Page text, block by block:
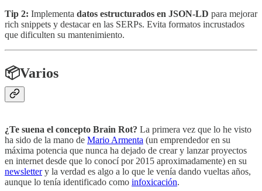
Tip 2: Implementa datos estructurados en JSON-LD para mejorar
rich snippets y destacar en las SERPs. Evita formatos incrustados
que dificulten su mantenimiento​​.
📦Varios
¿Te suena el concepto Brain Rot? La primera vez que lo he visto
ha sido de la mano de Mario Armenta (un emprendedor en su
máxima potencia que nunca ha dejado de crear y lanzar proyectos
en internet desde que lo conocí por 2015 aproximadamente) en su
newslettery la verdad es algo a lo que le venía dando vueltas años,
aunque lo tenía identificado como infoxicación.